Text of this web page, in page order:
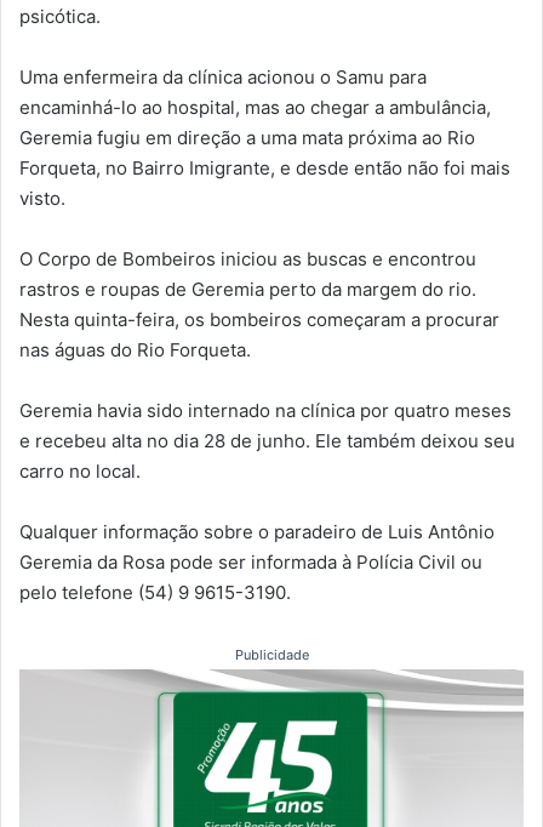
psicótica.
Uma enfermeira da clínica acionou o Samu para
encaminhá-lo ao hospital, mas ao chegar a ambulância,
Geremia fugiu em direção a uma mata próxima ao Rio
Forqueta, no Bairro Imigrante, e desde então não foi mais
visto.
O Corpo de Bombeiros iniciou as buscas e encontrou
rastros e roupas de Geremia perto da margem do rio.
Nesta quinta-feira, os bombeiros começaram a procurar
nas águas do Rio Forqueta.
Geremia havia sido internado na clínica por quatro meses
e recebeu alta no dia 28 de junho. Ele também deixou seu
carro no local.
Qualquer informação sobre o paradeiro de Luis Antônio
Geremia da Rosa pode ser informada à Polícia Civil ou
pelo telefone (54) 9 9615-3190.
Publicidade